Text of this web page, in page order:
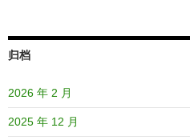
归档
2026 年 2 月
2025 年 12 月